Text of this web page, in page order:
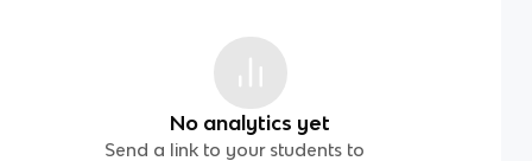
No analytics yet
Send a link to your students to